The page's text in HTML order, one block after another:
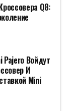
Q8:
Войдут
И
Mini